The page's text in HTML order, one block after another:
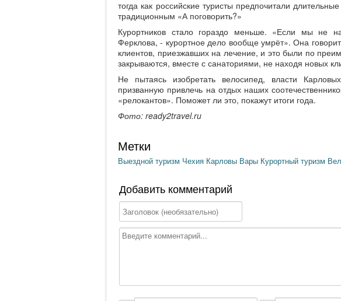
тогда как российские туристы предпочитали
традиционным «А поговорить?»
Курортников стало гораздо меньше. «Если мы
Ферклова, - курортное дело вообще умрёт». Она
клиентов, приезжавших на лечение, и это были по
закрываются, вместе с санаториями, не находя новых
Не пытаясь изобретать велосипед, власти
призванную привлечь на отдых наших
«релокантов». Поможет ли это, покажут итоги года.
Фото: ready2travel.ru
Метки
Выездной туризм Чехия Карловы Вары Курортный туризм
Добавить комментарий